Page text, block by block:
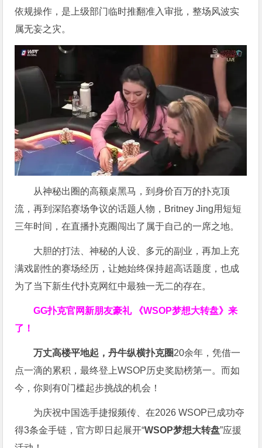
依规操作，是上级部门临时推翻准入审批，整场风波实
属无妄之灾。
从神秘出圈的高额桌黑马，到身价百万的扑克顶
流，再到深陷赛场争议的话题人物，Britney Jing用短短
三年时间，在直播扑克圈闯出了属于自己的一席之地。
大胆的打法、神秘的人设、多元的副业，再加上充
满戏剧性的赛场经历，让她始终保持超高话题度，也成
为了当下新生代扑克网红中最独一无二的存在。
GG扑克官网新朋友豪礼
《WSOP梦想大转盘》来
了！
万丈高楼平地起，丹牛纵横扑克圈20余年，凭借一
点一滴的累积，最终登上WSOP历史奖励榜第一。而如
今，你则有0门槛起步挑战的机会！
为庆祝中国选手捷报频传、在2026 WSOP已成功夺
得3条金手链，官方即日起展开“WSOP梦想大转盘”应援